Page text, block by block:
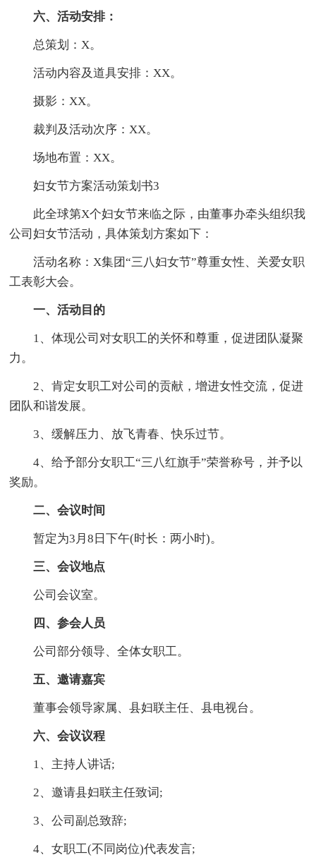
六、活动安排：
总策划：X。
活动内容及道具安排：XX。
摄影：XX。
裁判及活动次序：XX。
场地布置：XX。
妇女节方案活动策划书3
此全球第X个妇女节来临之际，由董事办牵头组织我
公司妇女节活动，具体策划方案如下：
活动名称：X集团“三八妇女节”尊重女性、关爱女职
工表彰大会。
一、活动目的
1、体现公司对女职工的关怀和尊重，促进团队凝聚
力。
2、肯定女职工对公司的贡献，增进女性交流，促进
团队和谐发展。
3、缓解压力、放飞青春、快乐过节。
4、给予部分女职工“三八红旗手”荣誉称号，并予以
奖励。
二、会议时间
暂定为3月8日下午(时长：两小时)。
三、会议地点
公司会议室。
四、参会人员
公司部分领导、全体女职工。
五、邀请嘉宾
董事会领导家属、县妇联主任、县电视台。
六、会议议程
1、主持人讲话;
2、邀请县妇联主任致词;
3、公司副总致辞;
4、女职工(不同岗位)代表发言;